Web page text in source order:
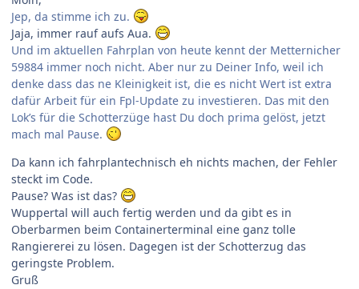
Jep, da stimme ich zu.
Jaja, immer rauf aufs Aua.
Und im aktuellen Fahrplan von heute kennt der Metternicher
59884 immer noch nicht. Aber nur zu Deiner Info, weil ich
denke dass das ne Kleinigkeit ist, die es nicht Wert ist extra
dafür Arbeit für ein Fpl-Update zu investieren. Das mit den
Lok’s für die Schotterzüge hast Du doch prima gelöst, jetzt
mach mal Pause.
Da kann ich fahrplantechnisch eh nichts machen, der Fehler
steckt im Code.
Pause? Was ist das?
Wuppertal will auch fertig werden und da gibt es in
Oberbarmen beim Containerterminal eine ganz tolle
Rangiererei zu lösen. Dagegen ist der Schotterzug das
geringste Problem.
Gruß